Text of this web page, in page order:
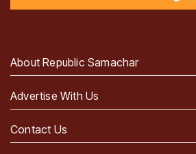
About Republic Samachar
Advertise With Us
Contact Us